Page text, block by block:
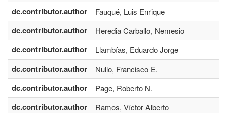
dc.contributor.author Fauqué, Luis Enrique
dc.contributor.author Heredia Carballo, Nemesio
dc.contributor.author Llambías, Eduardo Jorge
dc.contributor.author Nullo, Francisco E.
dc.contributor.author Page, Roberto N.
dc.contributor.author Ramos, Víctor Alberto